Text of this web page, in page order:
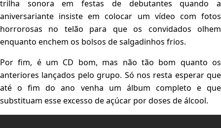
trilha sonora em festas de debutantes quando a
aniversariante insiste em colocar um vídeo com fotos
horrorosas no telão para que os convidados olhem
enquanto enchem os bolsos de salgadinhos frios.
Por fim, é um CD bom, mas não tão bom quanto os
anteriores lançados pelo grupo. Só nos resta esperar que
até o fim do ano venha um álbum completo e que
substituam esse excesso de açúcar por doses de álcool.